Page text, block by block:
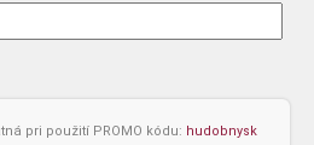
pri použití PROMO kódu: hudobnysk